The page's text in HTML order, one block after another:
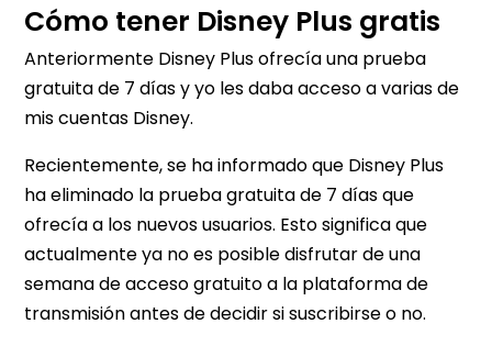
Cómo tener Disney Plus gratis
Anteriormente Disney Plus ofrecía una prueba
gratuita de 7 días y yo les daba acceso a varias de
mis cuentas Disney.
Recientemente, se ha informado que Disney Plus
ha eliminado la prueba gratuita de 7 días que
ofrecía a los nuevos usuarios. Esto significa que
actualmente ya no es posible disfrutar de una
semana de acceso gratuito a la plataforma de
transmisión antes de decidir si suscribirse o no.